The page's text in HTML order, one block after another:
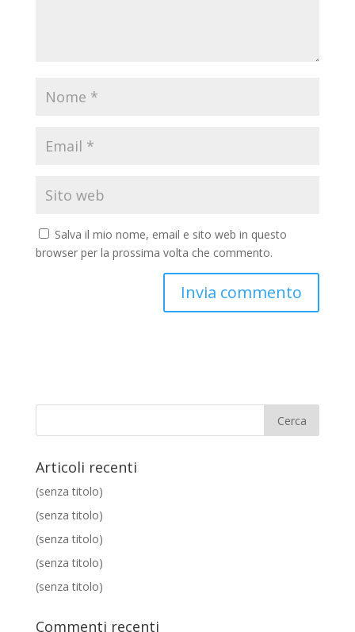
Salva il mio nome, email e sito web in questo
browser per la prossima volta che commento.
Articoli recenti
(senza titolo)
(senza titolo)
(senza titolo)
(senza titolo)
(senza titolo)
Commenti recenti